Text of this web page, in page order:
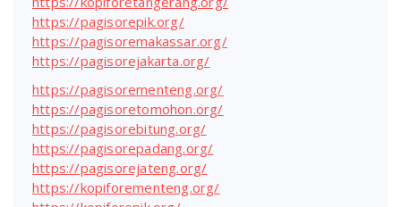
https://pagisorepik.org/
https://pagisoremakassar.org/
https://pagisorejakarta.org/
https://pagisorementeng.org/
https://pagisoretomohon.org/
https://pagisorebitung.org/
https://pagisorepadang.org/
https://pagisorejateng.org/
https://kopiforementeng.org/